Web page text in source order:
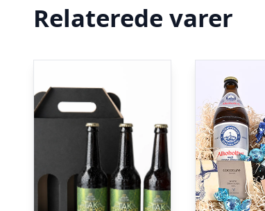
Relaterede varer